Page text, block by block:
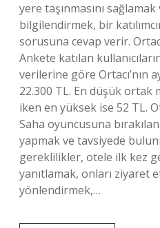
yere taşınmasını
bilgilendirmek, bir
sorusuna cevap verir.
Ankete katılan
verilerine göre Ortacı’nın
22.300 TL. En düşük ortak
iken en yüksek ise 52 TL.
Saha oyuncusuna
yapmak ve tavsiyede
gereklilikler, otele ilk kez
yanıtlamak, onları ziyaret
yönlendirmek,…